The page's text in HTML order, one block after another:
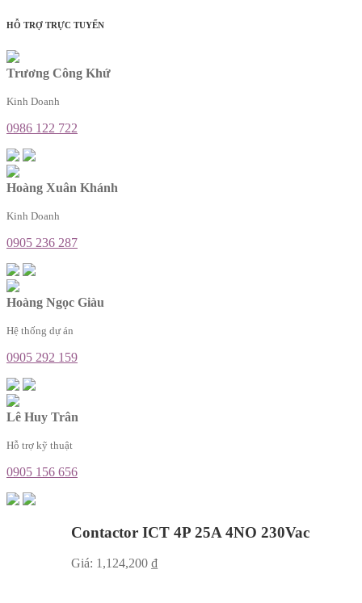
HỖ TRỢ TRỰC TUYẾN
Trương Công Khứ
Kinh Doanh
0986 122 722
Hoàng Xuân Khánh
Kinh Doanh
0905 236 287
Hoàng Ngọc Giàu
Hệ thống dự án
0905 292 159
Lê Huy Trân
Hỗ trợ kỹ thuật
0905 156 656
Contactor ICT 4P 25A 4NO 230Vac
Giá: 1,124,200 ₫